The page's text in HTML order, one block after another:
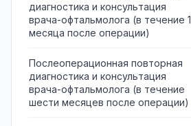
диагностика и консультация
врача-офтальмолога (в течение 1
месяца после операции)
Послеоперационная повторная
диагностика и консультация
врача-офтальмолога (в течение
шести месяцев после операции)